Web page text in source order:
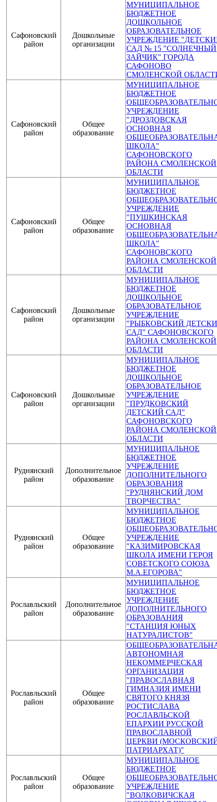
Сафоновский
район
Дошкольные
организации
МУНИЦИПАЛЬНОЕ
БЮДЖЕТНОЕ
ДОШКОЛЬНОЕ
ОБРАЗОВАТЕЛЬНОЕ
УЧРЕЖДЕНИЕ
САД № 15 "СОЛНЕЧНЫЙ
ЗАЙЧИК" ГОРОДА
САФОНОВО
СМОЛЕНСКОЙ
Сафоновский
район
Общее
образование
МУНИЦИПАЛЬНОЕ
БЮДЖЕТНОЕ
УЧРЕЖДЕНИЕ
"ДРОЗДОВСКАЯ
ОСНОВНАЯ
ШКОЛА"
САФОНОВСКОГО
РАЙОНА СМОЛЕНСКОЙ
ОБЛАСТИ
Сафоновский
район
Общее
образование
МУНИЦИПАЛЬНОЕ
БЮДЖЕТНОЕ
УЧРЕЖДЕНИЕ
"ПУШКИНСКАЯ
ОСНОВНАЯ
ШКОЛА"
САФОНОВСКОГО
РАЙОНА СМОЛЕНСКОЙ
ОБЛАСТИ
Сафоновский
район
Дошкольные
организации
МУНИЦИПАЛЬНОЕ
БЮДЖЕТНОЕ
ДОШКОЛЬНОЕ
ОБРАЗОВАТЕЛЬНОЕ
УЧРЕЖДЕНИЕ
"РЫБКОВСКИЙ
САД" САФОНОВСКОГО
РАЙОНА СМОЛЕНСКОЙ
ОБЛАСТИ
Сафоновский
район
Дошкольные
организации
МУНИЦИПАЛЬНОЕ
БЮДЖЕТНОЕ
ДОШКОЛЬНОЕ
ОБРАЗОВАТЕЛЬНОЕ
УЧРЕЖДЕНИЕ
"ПРУДКОВСКИЙ
ДЕТСКИЙ САД"
САФОНОВСКОГО
РАЙОНА СМОЛЕНСКОЙ
ОБЛАСТИ
Руднянский
район
Дополнительное
образование
МУНИЦИПАЛЬНОЕ
БЮДЖЕТНОЕ
УЧРЕЖДЕНИЕ
ДОПОЛНИТЕЛЬНОГО
ОБРАЗОВАНИЯ
"РУДНЯНСКИЙ ДОМ
ТВОРЧЕСТВА"
Руднянский
район
Общее
образование
МУНИЦИПАЛЬНОЕ
БЮДЖЕТНОЕ
УЧРЕЖДЕНИЕ
"КАЗИМИРОВСКАЯ
ШКОЛА ИМЕНИ ГЕРОЯ
СОВЕТСКОГО СОЮЗА
М.А.ЕГОРОВА"
Рославльский
район
Дополнительное
образование
МУНИЦИПАЛЬНОЕ
БЮДЖЕТНОЕ
УЧРЕЖДЕНИЕ
ДОПОЛНИТЕЛЬНОГО
ОБРАЗОВАНИЯ
"СТАНЦИЯ ЮНЫХ
НАТУРАЛИСТОВ"
Рославльский
район
Общее
образование
АВТОНОМНАЯ
НЕКОММЕРЧЕСКАЯ
ОРГАНИЗАЦИЯ
"ПРАВОСЛАВНАЯ
ГИМНАЗИЯ ИМЕНИ
СВЯТОГО КНЯЗЯ
РОСТИСЛАВА
РОСЛАВЛЬСКОЙ
ЕПАРХИИ РУССКОЙ
ПРАВОСЛАВНОЙ
ЦЕРКВИ
ПАТРИАРХАТ)"
Рославльский
район
Общее
образование
МУНИЦИПАЛЬНОЕ
БЮДЖЕТНОЕ
УЧРЕЖДЕНИЕ
"ВОЛКОВИЧСКАЯ